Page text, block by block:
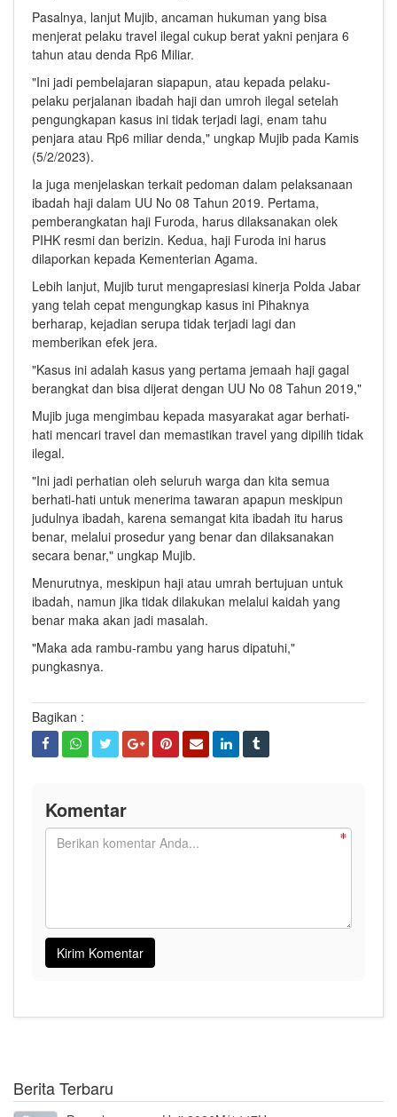
Pasalnya, lanjut Mujib, ancaman hukuman yang bisa
menjerat pelaku travel ilegal cukup berat yakni penjara 6
tahun atau denda Rp6 Miliar.
"Ini jadi pembelajaran siapapun, atau kepada pelaku-
pelaku perjalanan ibadah haji dan umroh ilegal setelah
pengungkapan kasus ini tidak terjadi lagi, enam tahu
penjara atau Rp6 miliar denda," ungkap Mujib pada Kamis
(5/2/2023).
Ia juga menjelaskan terkait pedoman dalam pelaksanaan
ibadah haji dalam UU No 08 Tahun 2019. Pertama,
pemberangkatan haji Furoda, harus dilaksanakan olek
PIHK resmi dan berizin. Kedua, haji Furoda ini harus
dilaporkan kepada Kementerian Agama.
Lebih lanjut, Mujib turut mengapresiasi kinerja Polda Jabar
yang telah cepat mengungkap kasus ini Pihaknya
berharap, kejadian serupa tidak terjadi lagi dan
memberikan efek jera.
"Kasus ini adalah kasus yang pertama jemaah haji gagal
berangkat dan bisa dijerat dengan UU No 08 Tahun 2019,"
Mujib juga mengimbau kepada masyarakat agar berhati-
hati mencari travel dan memastikan travel yang dipilih tidak
ilegal.
"Ini jadi perhatian oleh seluruh warga dan kita semua
berhati-hati untuk menerima tawaran apapun meskipun
judulnya ibadah, karena semangat kita ibadah itu harus
benar, melalui prosedur yang benar dan dilaksanakan
secara benar," ungkap Mujib.
Menurutnya, meskipun haji atau umrah bertujuan untuk
ibadah, namun jika tidak dilakukan melalui kaidah yang
benar maka akan jadi masalah.
"Maka ada rambu-rambu yang harus dipatuhi,"
pungkasnya.
Bagikan :
Komentar
Berita Terbaru